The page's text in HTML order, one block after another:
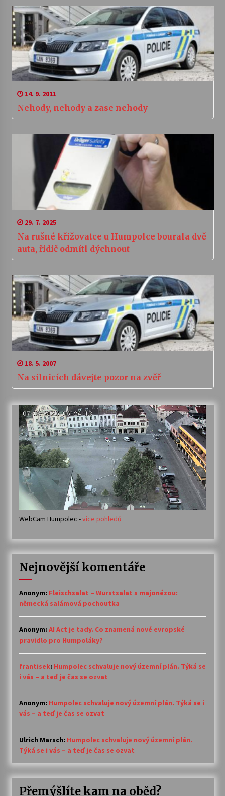
14. 9. 2011
Nehody, nehody a zase nehody
29. 7. 2025
Na rušné křižovatce u Humpolce bourala dvě
auta, řidič odmítl dýchnout
18. 5. 2007
Na silnicích dávejte pozor na zvěř
WebCam Humpolec -více pohledů
Nejnovější komentáře
Anonym: Fleischsalat – Wurstsalat s majonézou:
německá salámová pochoutka
Anonym: AI Act je tady. Co znamená nové evropské
pravidlo pro Humpoláky?
frantisek: Humpolec schvaluje nový územní plán. Týká se
i vás – a teď je čas se ozvat
Anonym: Humpolec schvaluje nový územní plán. Týká se i
vás – a teď je čas se ozvat
Ulrich Marsch: Humpolec schvaluje nový územní plán.
Týká se i vás – a teď je čas se ozvat
Přemýšlíte kam na oběd?